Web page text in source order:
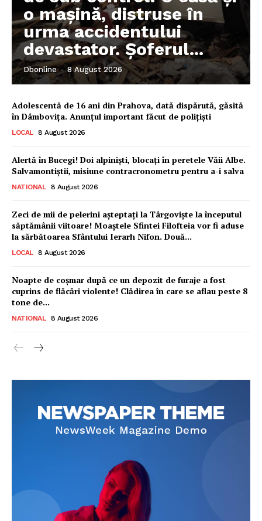
o mașină, distruse în
urma accidentului
devastator. Șoferul...
Dbonline - 8 August 2026
Adolescentă de 16 ani din Prahova, dată dispărută, găsită
în Dâmbovița. Anunțul important făcut de polițiști
LOCAL 8 August 2026
Alertă în Bucegi! Doi alpiniști, blocați în peretele Văii Albe.
Salvamontiștii, misiune contracronometru pentru a-i salva
NATIONAL 8 August 2026
Zeci de mii de pelerini așteptați la Târgoviște la începutul
săptămânii viitoare! Moaștele Sfintei Filofteia vor fi aduse
la sărbătoarea Sfântului Ierarh Nifon. Două...
LOCAL 8 August 2026
Noapte de coșmar după ce un depozit de furaje a fost
cuprins de flăcări violente! Clădirea în care se aflau peste 8
tone de...
NATIONAL 8 August 2026